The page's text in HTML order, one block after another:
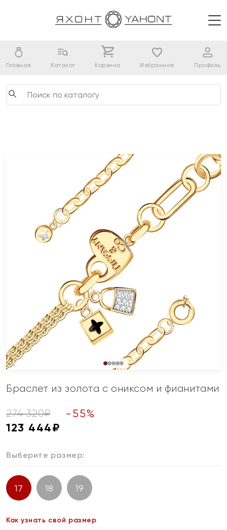
Главная Каталог Корзина Избранное Профиль
Браслет из золота с ониксом и фианитами
274 320₽ - 55%
123 444₽
Выберите размер:
17 18 19
Как узнать свой размер